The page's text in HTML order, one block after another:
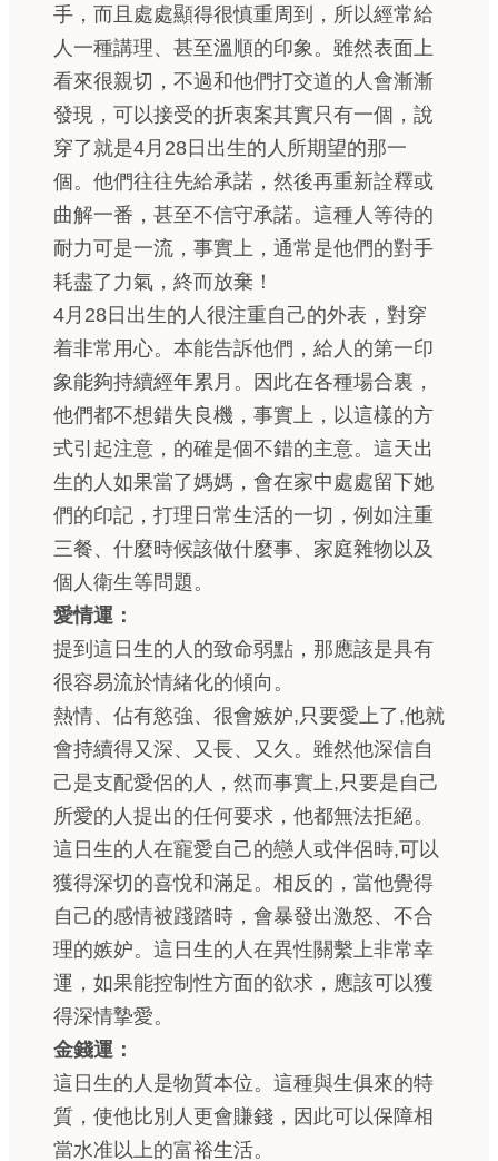
手，而且處處顯得很慎重周到，所以經常給
人一種講理、甚至溫順的印象。雖然表面上
看來很親切，不過和他們打交道的人會漸漸
發現，可以接受的折衷案其實只有一個，說
穿了就是4月28日出生的人所期望的那一
個。他們往往先給承諾，然後再重新詮釋或
曲解一番，甚至不信守承諾。這種人等待的
耐力可是一流，事實上，通常是他們的對手
耗盡了力氣，終而放棄！
4月28日出生的人很注重自己的外表，對穿
着非常用心。本能告訴他們，給人的第一印
象能夠持續經年累月。因此在各種場合裏，
他們都不想錯失良機，事實上，以這樣的方
式引起注意，的確是個不錯的主意。這天出
生的人如果當了媽媽，會在家中處處留下她
們的印記，打理日常生活的一切，例如注重
三餐、什麼時候該做什麼事、家庭雜物以及
個人衛生等問題。
愛情運：
提到這日生的人的致命弱點，那應該是具有
很容易流於情緒化的傾向。
熱情、佔有慾強、很會嫉妒,只要愛上了,他就
會持續得又深、又長、又久。雖然他深信自
己是支配愛侶的人，然而事實上,只要是自己
所愛的人提出的任何要求，他都無法拒絕。
這日生的人在寵愛自己的戀人或伴侶時,可以
獲得深切的喜悅和滿足。相反的，當他覺得
自己的感情被踐踏時，會暴發出激怒、不合
理的嫉妒。這日生的人在異性關繫上非常幸
運，如果能控制性方面的欲求，應該可以獲
得深情摯愛。
金錢運：
這日生的人是物質本位。這種與生俱來的特
質，使他比別人更會賺錢，因此可以保障相
當水准以上的富裕生活。